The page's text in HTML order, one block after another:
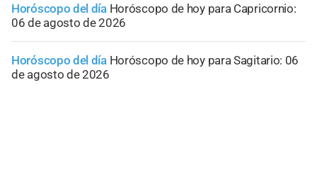
Horóscopo del día Horóscopo de hoy para Capricornio:
06 de agosto de 2026
Horóscopo del día Horóscopo de hoy para Sagitario: 06
de agosto de 2026